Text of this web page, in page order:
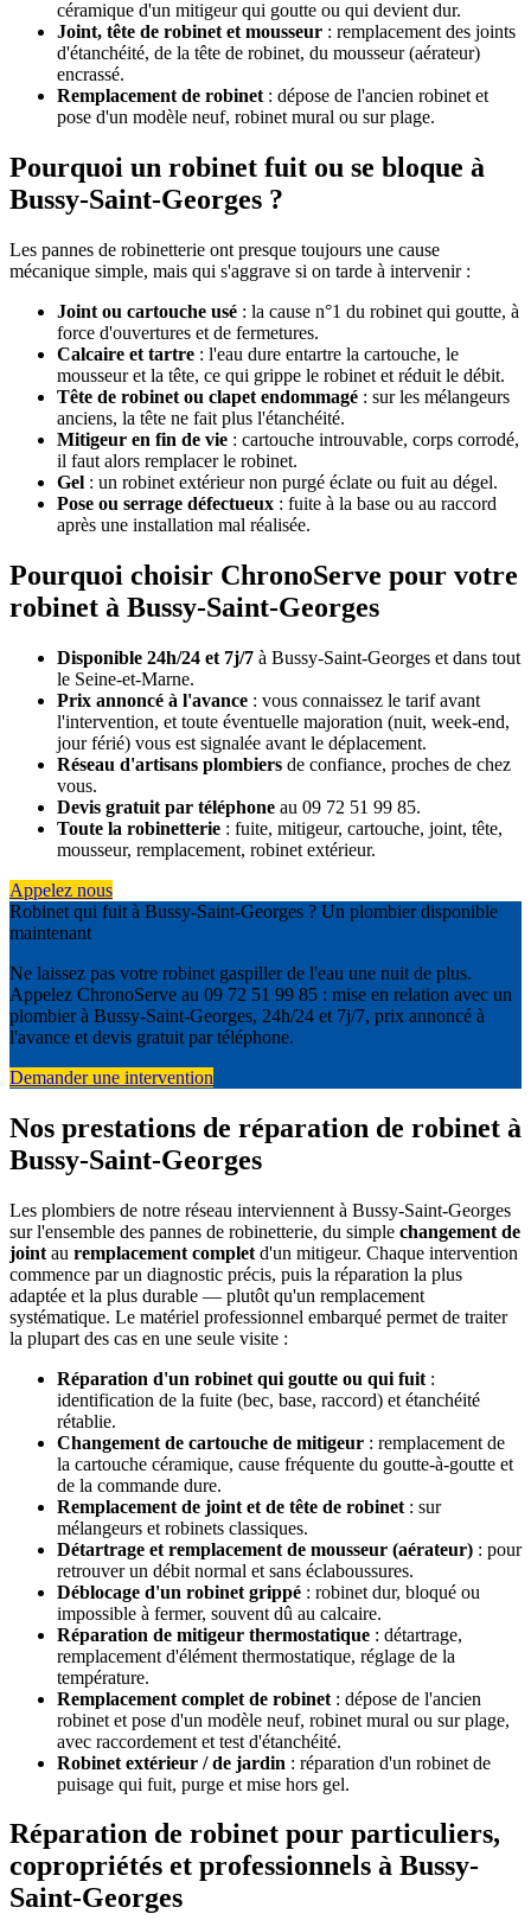
céramique d'un mitigeur qui goutte ou qui devient dur.
Joint, tête de robinet et mousseur : remplacement des joints
d'étanchéité, de la tête de robinet, du mousseur (aérateur)
encrassé.
Remplacement de robinet : dépose de l'ancien robinet et
pose d'un modèle neuf, robinet mural ou sur plage.
Pourquoi un robinet fuit ou se bloque à
Bussy-Saint-Georges ?
Les pannes de robinetterie ont presque toujours une cause
mécanique simple, mais qui s'aggrave si on tarde à intervenir :
Joint ou cartouche usé : la cause n°1 du robinet qui goutte, à
force d'ouvertures et de fermetures.
Calcaire et tartre : l'eau dure entartre la cartouche, le
mousseur et la tête, ce qui grippe le robinet et réduit le débit.
Tête de robinet ou clapet endommagé : sur les mélangeurs
anciens, la tête ne fait plus l'étanchéité.
Mitigeur en fin de vie : cartouche introuvable, corps corrodé,
il faut alors remplacer le robinet.
Gel : un robinet extérieur non purgé éclate ou fuit au dégel.
Pose ou serrage défectueux : fuite à la base ou au raccord
après une installation mal réalisée.
Pourquoi choisir ChronoServe pour votre
robinet à Bussy-Saint-Georges
Disponible 24h/24 et 7j/7 à Bussy-Saint-Georges et dans tout
le Seine-et-Marne.
Prix annoncé à l'avance : vous connaissez le tarif avant
l'intervention, et toute éventuelle majoration (nuit, week-end,
jour férié) vous est signalée avant le déplacement.
Réseau d'artisans plombiers de confiance, proches de chez
vous.
Devis gratuit par téléphone au 09 72 51 99 85.
Toute la robinetterie : fuite, mitigeur, cartouche, joint, tête,
mousseur, remplacement, robinet extérieur.
Appelez nous
Robinet qui fuit à Bussy-Saint-Georges ? Un plombier disponible
maintenant
Ne laissez pas votre robinet gaspiller de l'eau une nuit de plus.
Appelez ChronoServe au 09 72 51 99 85 : mise en relation avec un
plombier à Bussy-Saint-Georges, 24h/24 et 7j/7, prix annoncé à
l'avance et devis gratuit par téléphone.
Demander une intervention
Nos prestations de réparation de robinet à
Bussy-Saint-Georges
Les plombiers de notre réseau interviennent à Bussy-Saint-Georges
sur l'ensemble des pannes de robinetterie, du simple changement de
joint au remplacement complet d'un mitigeur. Chaque intervention
commence par un diagnostic précis, puis la réparation la plus
adaptée et la plus durable — plutôt qu'un remplacement
systématique. Le matériel professionnel embarqué permet de traiter
la plupart des cas en une seule visite :
Réparation d'un robinet qui goutte ou qui fuit :
identification de la fuite (bec, base, raccord) et étanchéité
rétablie.
Changement de cartouche de mitigeur : remplacement de
la cartouche céramique, cause fréquente du goutte-à-goutte et
de la commande dure.
Remplacement de joint et de tête de robinet : sur
mélangeurs et robinets classiques.
Détartrage et remplacement de mousseur (aérateur) : pour
retrouver un débit normal et sans éclaboussures.
Déblocage d'un robinet grippé : robinet dur, bloqué ou
impossible à fermer, souvent dû au calcaire.
Réparation de mitigeur thermostatique : détartrage,
remplacement d'élément thermostatique, réglage de la
température.
Remplacement complet de robinet : dépose de l'ancien
robinet et pose d'un modèle neuf, robinet mural ou sur plage,
avec raccordement et test d'étanchéité.
Robinet extérieur / de jardin : réparation d'un robinet de
puisage qui fuit, purge et mise hors gel.
Réparation de robinet pour particuliers,
copropriétés et professionnels à Bussy-
Saint-Georges